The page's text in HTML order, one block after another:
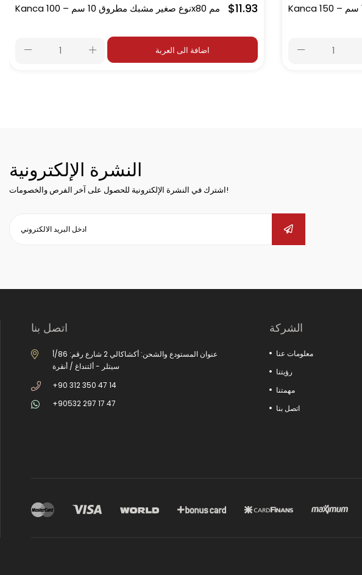
Kanca نوع صغير مشبك مطروق 10 سم – 100x80 مم $11.93
اضافة الى العربة
النشرة الإلكترونية
اشترك في النشرة الإلكترونية للحصول على آخر الفرص والخصومات!
اتصل بنا
عنوان المستودع والشحن: أكشاكالي 2 شارع رقم: 86/أ
سيتلر - ألتنداغ / أنقرة
+90 312 350 47 14
+90532 297 17 47
الشركة
معلومات عنا
رؤيتنا
مهمتنا
اتصل بنا